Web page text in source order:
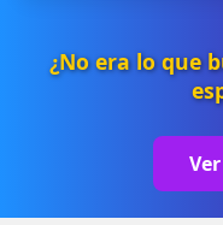
¿No era lo que